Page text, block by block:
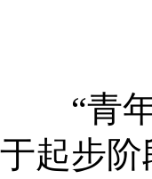
“青年
于起步